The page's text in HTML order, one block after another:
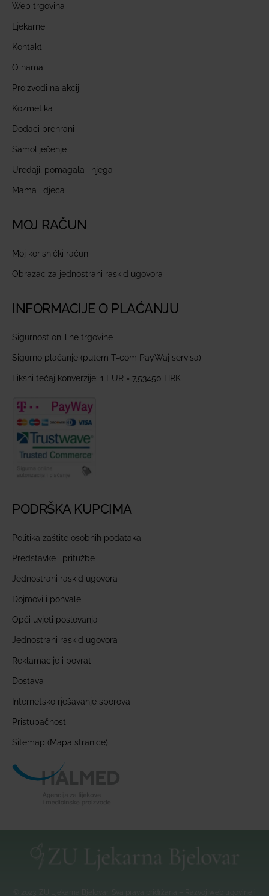
Web trgovina
Ljekarne
Kontakt
O nama
Proizvodi na akciji
Kozmetika
Dodaci prehrani
Samoliječenje
Uređaji, pomagala i njega
Mama i djeca
MOJ RAČUN
Moj korisnički račun
Obrazac za jednostrani raskid ugovora
INFORMACIJE O PLAĆANJU
Sigurnost on-line trgovine
Sigurno plaćanje (putem T-com PayWaj servisa)
Fiksni tečaj konverzije: 1 EUR = 7,53450 HRK
PODRŠKA KUPCIMA
Politika zaštite osobnih podataka
Predstavke i pritužbe
Jednostrani raskid ugovora
Dojmovi i pohvale
Opći uvjeti poslovanja
Jednostrani raskid ugovora
Reklamacije i povrati
Dostava
Internetsko rješavanje sporova
Pristupačnost
Sitemap (Mapa stranice)